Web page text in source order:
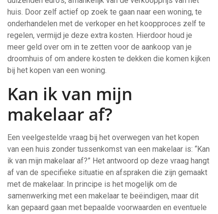
huis. Door zelf actief op zoek te gaan naar een woning, te
onderhandelen met de verkoper en het koopproces zelf te
regelen, vermijd je deze extra kosten. Hierdoor houd je
meer geld over om in te zetten voor de aankoop van je
droomhuis of om andere kosten te dekken die komen kijken
bij het kopen van een woning.
Kan ik van mijn
makelaar af?
Een veelgestelde vraag bij het overwegen van het kopen
van een huis zonder tussenkomst van een makelaar is: “Kan
ik van mijn makelaar af?” Het antwoord op deze vraag hangt
af van de specifieke situatie en afspraken die zijn gemaakt
met de makelaar. In principe is het mogelijk om de
samenwerking met een makelaar te beëindigen, maar dit
kan gepaard gaan met bepaalde voorwaarden en eventuele